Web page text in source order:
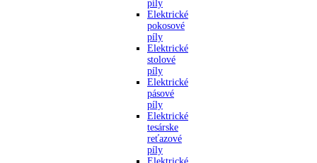
píly
Elektrické
pokosové
píly
Elektrické
stolové
píly
Elektrické
pásové
píly
Elektrické
tesárske
reťazové
píly